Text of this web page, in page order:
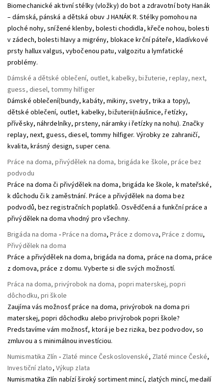
Biomechanické aktivní stélky (vložky) do bot a zdravotní boty Hanák
– dámská, pánská a dětská obuv J HANÁK R. Stélky pomohou na
ploché nohy, snížené klenby, bolesti chodidla, křeče nohou, bolesti
v zádech, bolesti hlavy a migrény, blokace krční páteře, kladívkové
prsty hallux valgus, vybočenou patu, valgozitu a lymfatické
problémy.
Dámské a dětské oblečení, outlet, kabelky, bižuterie, replay, next,
guess, diesel, tommy hilfiger
Dámské oblečení(bundy, kabáty, mikiny, svetry, trika a topy),
dětské oblečení, outlet, kabelky, bižuterii(náušnice, řetízky,
přívěsky, náhrdelníky, prsteny, náramky i řetízky na nohu). Značky
replay, next, guess, diesel, tommy hilfiger. Výrobky ze zahraničí,
kvalita, krásný design, super cena.
Práce na doma, přivýdělek na doma, brigáda ke škole, práce bez
podvodu
Práce na doma či přivýdělek na doma, brigáda ke škole, k mateřské,
k důchodu či k zaměstnání. Práce a přivýdělek na doma bez
podvodů, bez registračních poplatků. Osvědčená a funkční práce a
přivýdělek na doma vhodný pro všechny.
Brigáda na doma -Práce na doma,Práce z domova, Práce z domu,
Přivýdělek na doma
Práce a přivýdělek na doma, brigáda na doma, práce na doma, práce
z domova, práce z domu. Vyberte si dle svých možností.
Práca na doma, privýrobok na doma, popri materskej, popri
dôchodku, pri škole
Zaujíma vás možnosť práce na doma, privýrobok na doma pri
materskej, popri dôchodku alebo privýrobok popri škole?
Predstavíme vám možnosť, ktorá je bez rizika, bez podvodov, so
zmluvou a s minimálnou investíciou.
Numismatika Zlín - Zlaté mince Československé, Zlaté mince České,
Investiční zlato, Výkup zlata
Numismatika Zlín nabízí široký sortiment mincí, zlatých mincí, medailí